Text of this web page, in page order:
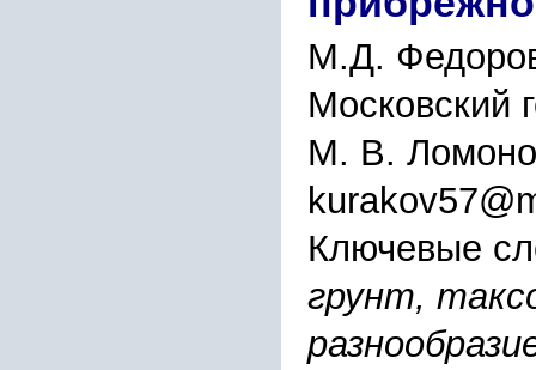
М.Д.
Московский
М. В.
Ключевые
грунт,